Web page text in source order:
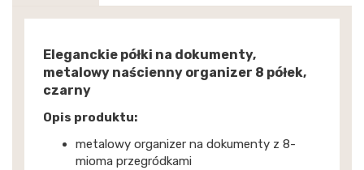
Eleganckie półki na dokumenty,
metalowy naścienny organizer 8 półek,
czarny
Opis produktu:
metalowy organizer na dokumenty z 8-
mioma przegródkami